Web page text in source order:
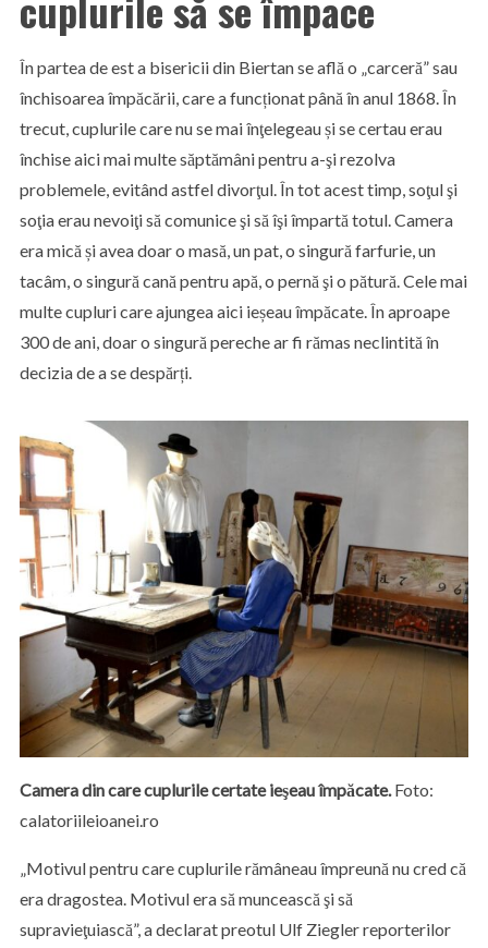
În partea de est a bisericii din Biertan se află o „carceră” sau
închisoarea împăcării, care a funcționat până în anul 1868. În
trecut, cuplurile care nu se mai înţelegeau și se certau erau
închise aici mai multe săptămâni pentru a-şi rezolva
problemele, evitând astfel divorţul. În tot acest timp, soţul şi
soţia erau nevoiţi să comunice şi să îşi împartă totul. Camera
era mică și avea doar o masă, un pat, o singură farfurie, un
tacâm, o singură cană pentru apă, o pernă şi o pătură. Cele mai
multe cupluri care ajungea aici ieșeau împăcate. În aproape
300 de ani, doar o singură pereche ar fi rămas neclintită în
decizia de a se despărți.
Camera din care cuplurile certate ieşeau împăcate.Foto:
calatoriileioanei.ro
„Motivul pentru care cuplurile rămâneau împreună nu cred că
era dragostea. Motivul era să muncească şi să
supravieţuiască”, a declarat preotul Ulf Ziegler reporterilor